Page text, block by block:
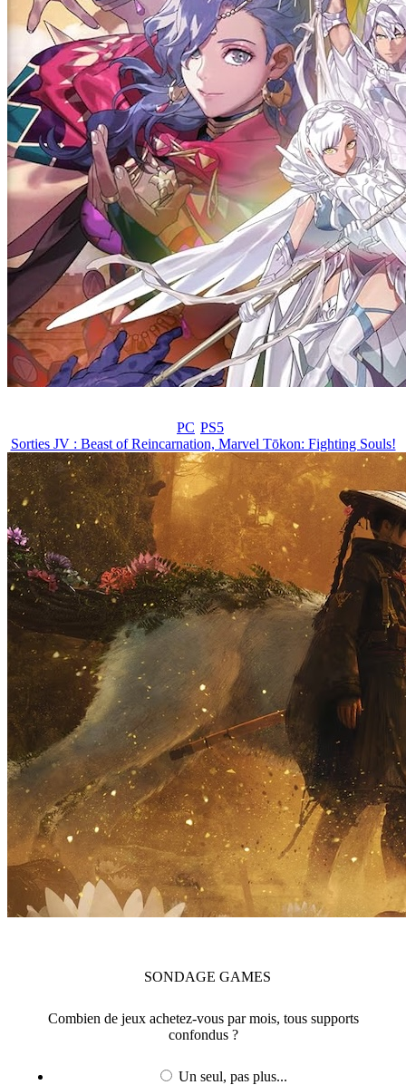
PC PS5
Sorties JV : Beast of Reincarnation, Marvel Tōkon: Fighting Souls!
SONDAGE GAMES
Combien de jeux achetez-vous par mois, tous supports
confondus ?
Un seul, pas plus...